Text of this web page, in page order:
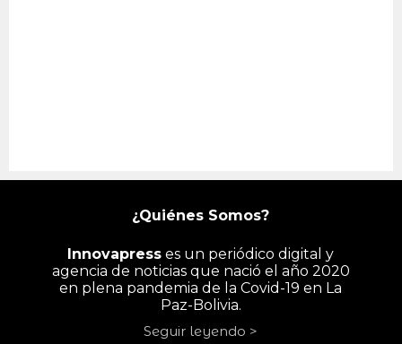
¿Quiénes Somos?
Innovapress es un periódico digital y
agencia de noticias que nació el año 2020
en plena pandemia de la Covid-19 en La
Paz-Bolivia.
Seguir leyendo >